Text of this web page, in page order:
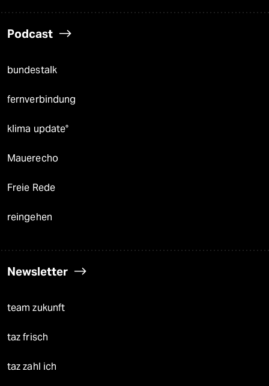
Podcast
bundestalk
fernverbindung
klima update°
Mauerecho
Freie Rede
reingehen
Newsletter
team zukunft
taz frisch
taz zahl ich